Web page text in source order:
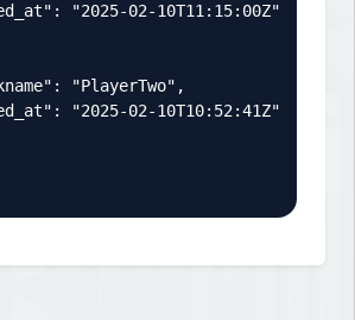
"2025-02-10T11:15:00Z"
"PlayerTwo",
"2025-02-10T10:52:41Z"